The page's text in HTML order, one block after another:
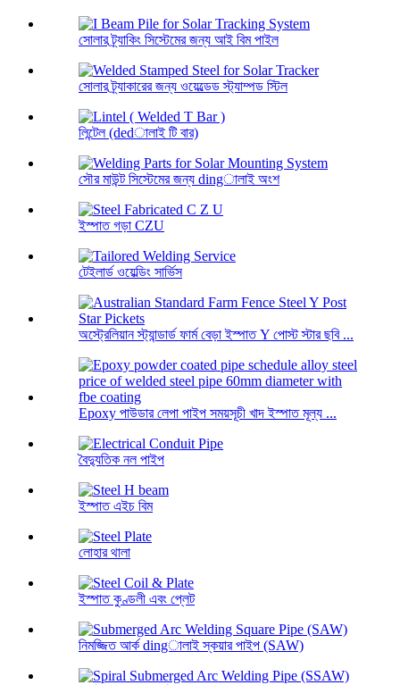
সোলার ট্র্যাকিং সিস্টেমের জন্য আই বিম পাইল
সোলার ট্র্যাকারের জন্য ওয়েল্ডেড স্ট্যাম্পড স্টিল
লিন্টেল (dedালাই টি বার)
সৌর মাউন্ট সিস্টেমের জন্য dingালাই অংশ
ইস্পাত গড়া CZU
টেইলার্ড ওয়েল্ডিং সার্ভিস
অস্ট্রেলিয়ান স্ট্যান্ডার্ড ফার্ম বেড়া ইস্পাত Y পোস্ট স্টার ছবি ...
Epoxy পাউডার লেপা পাইপ সময়সূচী খাদ ইস্পাত মূল্য ...
বৈদ্যুতিক নল পাইপ
ইস্পাত এইচ বিম
লোহার থালা
ইস্পাত কুণ্ডলী এবং প্লেট
নিমজ্জিত আর্ক dingালাই স্কয়ার পাইপ (SAW)